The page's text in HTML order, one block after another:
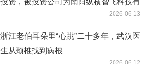
2026-06-13
浙江老伯耳朵里“心跳”二十多年，武汉医
生从颈椎找到病根
2026-06-12